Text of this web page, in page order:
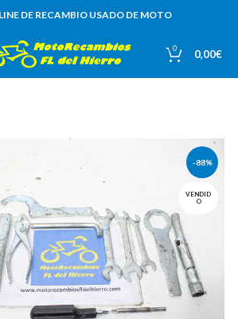
DE RECAMBIO USADO DE MOTO
0 0,00€
-88%
VENDID
O